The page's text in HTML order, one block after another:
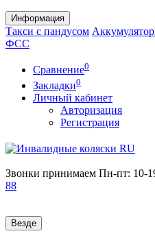
Информация
Такси с пандусом
ФСС
Сравнение0
Закладки0
Личный кабинет
Авторизация
Регистрация
Звонки принимаем Пн-пт: 10-
88
Везде